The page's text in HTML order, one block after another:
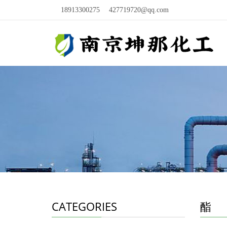
18913300275 427719720@qq.com
酯
CATEGORIES